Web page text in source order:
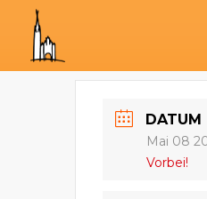
DATUM
Mai 08
Vorbei!